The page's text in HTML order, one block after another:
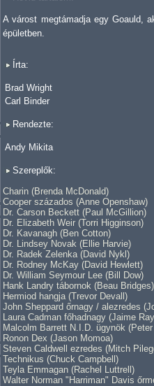
A várost megtámadja egy Goauld,
épületben.
Írta:
Brad Wright
Carl Binder
Rendezte:
Andy Mikita
Szereplők:
Charin (Brenda McDonald)
Cooper százados (Anne Openshaw)
Dr. Carson Beckett (Paul McGillion)
Dr. Elizabeth Weir (Torri Higginson)
Dr. Kavanagh (Ben Cotton)
Dr. Lindsey Novak (Ellie Harvie)
Dr. Radek Zelenka (David Nykl)
Dr. Rodney McKay (David Hewlett)
Dr. William Seymour Lee (Bill Dow)
Hank Landry tábornok (Beau Bridges)
Hermiod hangja (Trevor Devall)
John Sheppard őrnagy / alezredes
Laura Cadman főhadnagy (Jaime
Malcolm Barrett N.I.D. ügynök
Ronon Dex (Jason Momoa)
Steven Caldwell ezredes (Mitch
Technikus (Chuck Campbell)
Teyla Emmagan (Rachel Luttrell)
Walter Norman "Harriman" Davis